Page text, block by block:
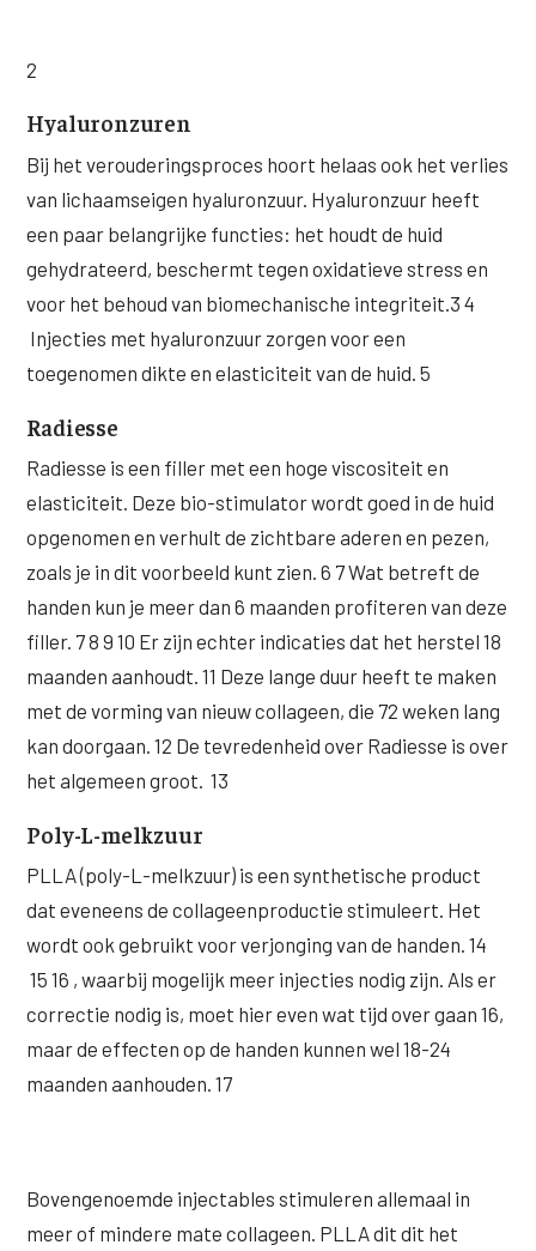
2
Hyaluronzuren
Bij het verouderingsproces hoort helaas ook het verlies
van lichaamseigen hyaluronzuur. Hyaluronzuur heeft
een paar belangrijke functies: het houdt de huid
gehydrateerd, beschermt tegen oxidatieve stress en
voor het behoud van biomechanische integriteit.3 4
Injecties met hyaluronzuur zorgen voor een
toegenomen dikte en elasticiteit van de huid. 5
Radiesse
Radiesse is een filler met een hoge viscositeit en
elasticiteit. Deze bio-stimulator wordt goed in de huid
opgenomen en verhult de zichtbare aderen en pezen,
zoals je in dit voorbeeld kunt zien. 6 7 Wat betreft de
handen kun je meer dan 6 maanden profiteren van deze
filler. 7 8 9 10 Er zijn echter indicaties dat het herstel 18
maanden aanhoudt. 11 Deze lange duur heeft te maken
met de vorming van nieuw collageen, die 72 weken lang
kan doorgaan. 12 De tevredenheid over Radiesse is over
het algemeen groot. 13
Poly-L-melkzuur
PLLA (poly-L-melkzuur) is een synthetische product
dat eveneens de collageenproductie stimuleert. Het
wordt ook gebruikt voor verjonging van de handen. 14
15 16 , waarbij mogelijk meer injecties nodig zijn. Als er
correctie nodig is, moet hier even wat tijd over gaan 16,
maar de effecten op de handen kunnen wel 18-24
maanden aanhouden. 17
Bovengenoemde injectables stimuleren allemaal in
meer of mindere mate collageen. PLLA dit dit het